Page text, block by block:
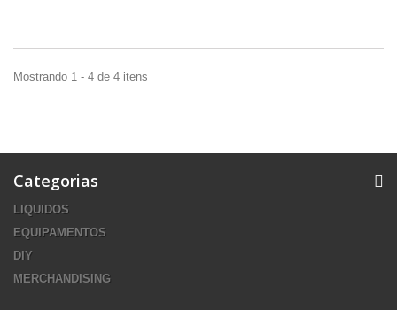
Mostrando 1 - 4 de 4 itens
Categorias
LIQUIDOS
EQUIPAMENTOS
DIY
MERCHANDISING